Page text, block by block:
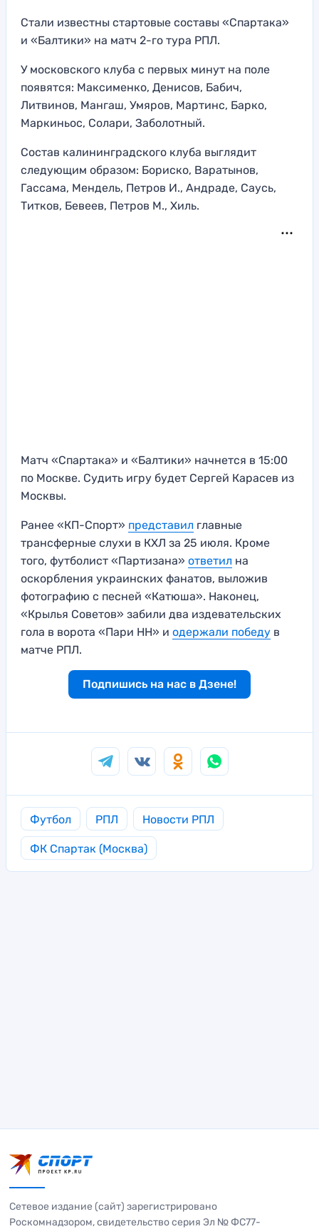
Стали известны стартовые составы «Спартака»
и «Балтики» на матч 2-го тура РПЛ.
У московского клуба с первых минут на поле
появятся: Максименко, Денисов, Бабич,
Литвинов, Мангаш, Умяров, Мартинс, Барко,
Маркиньос, Солари, Заболотный.
Состав калининградского клуба выглядит
следующим образом: Бориско, Варатынов,
Гассама, Мендель, Петров И., Андраде, Саусь,
Титков, Бевеев, Петров М., Хиль.
Матч «Спартака» и «Балтики» начнется в 15:00
по Москве. Судить игру будет Сергей Карасев из
Москвы.
Ранее «КП-Спорт» представил главные
трансферные слухи в КХЛ за 25 июля. Кроме
того, футболист «Партизана» ответил на
оскорбления украинских фанатов, выложив
фотографию с песней «Катюша». Наконец,
«Крылья Советов» забили два издевательских
гола в ворота «Пари НН» и одержали победу в
матче РПЛ.
Подпишись на нас в Дзене!
Футбол РПЛ Новости РПЛ
ФК Спартак (Москва)
Сетевое издание (сайт) зарегистрировано
Роскомнадзором, свидетельство серия Эл № ФС77-